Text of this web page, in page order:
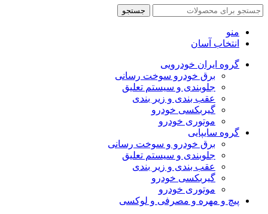
جستجو
منو
انتخاب آسان
گروه ایران خودرویی
برق خودرو سوخت رسانی
جلوبندی و سیستم تعلیق
عقب بندی و زیر بندی
گیربکسی خودرو
موتوری خودرو
گروه سایپایی
برق خودرو و سوخت رسانی
جلوبندی و سیستم تعلیق
عقب بندی و زیر بندی
گیربکسی خودرو
موتوری خودرو
پیچ و مهره و مصرفی و لوکسی